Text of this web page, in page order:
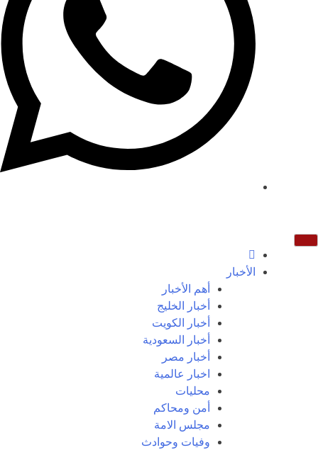
الأخبار
أهم الأخبار
أخبار الخليج
أخبار الكويت
أخبار السعودية
أخبار مصر
اخبار عالمية
محليات
أمن ومحاكم
مجلس الامة
وفيات وحوادث